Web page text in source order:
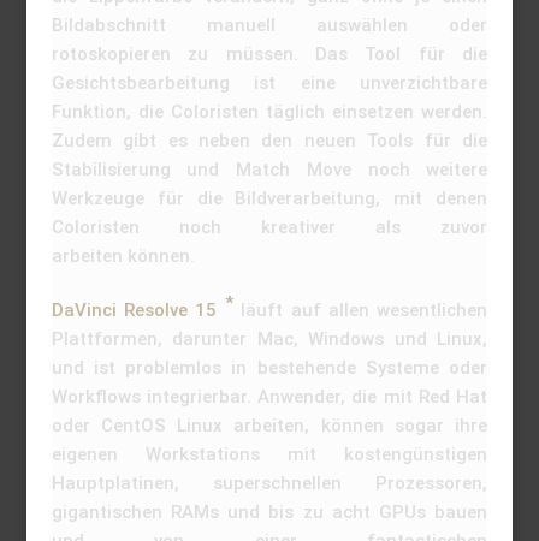
Bildabschnitt manuell auswählen oder
rotoskopieren zu müssen. Das Tool für die
Gesichtsbearbeitung ist eine unverzichtbare
Funktion, die Coloristen täglich einsetzen werden.
Zudem gibt es neben den neuen Tools für die
Stabilisierung und Match Move noch weitere
Werkzeuge für die Bildverarbeitung, mit denen
Coloristen noch kreativer als zuvor
arbeiten können.
DaVinci Resolve 15
läuft auf allen wesentlichen
Plattformen, darunter Mac, Windows und Linux,
und ist problemlos in bestehende Systeme oder
Workflows integrierbar. Anwender, die mit Red Hat
oder CentOS Linux arbeiten, können sogar ihre
eigenen Workstations mit kostengünstigen
Hauptplatinen, superschnellen Prozessoren,
gigantischen RAMs und bis zu acht GPUs bauen